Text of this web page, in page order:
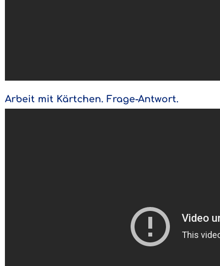
Arbeit mit Kärtchen. Frage-Antwort.